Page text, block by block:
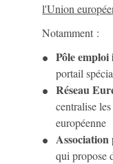
l'Union
Notamment :
Pôle
portail
Réseau
centralise
européenne
qui propose